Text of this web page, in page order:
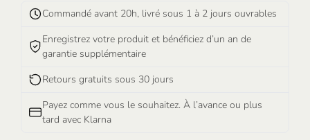
Commandé avant 20h, livré sous 1 à 2 jours ouvrables
Enregistrez votre produit et bénéficiez d’un an de
garantie supplémentaire
Retours gratuits sous 30 jours
Payez comme vous le souhaitez. À l’avance ou plus
tard avec Klarna